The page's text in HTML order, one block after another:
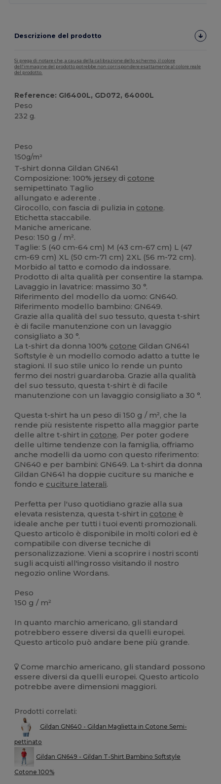
Descrizione del prodotto
Si prega di notare che, a causa della calibrazione dello schermo, il colore
dell'immagine del prodotto potrebbe non corrispondere esattamente al colore reale
del prodotto.
Reference: GI6400L, GD072, 64000L
Peso
232 g.
Peso
150g/m²
T-shirt donna Gildan GN641
Composizione: 100%jersey di cotone
semipettinato Taglio
allungato e aderente .
Girocollo, con fascia di pulizia in cotone.
Etichetta staccabile.
Maniche americane.
Peso: 150 g / m².
Taglie: S (40 cm-64 cm) M (43 cm-67 cm) L (47
cm-69 cm) XL (50 cm-71 cm) 2XL (56 m-72 cm).
Morbido al tatto e comodo da indossare.
Prodotto di alta qualità per consentire la stampa.
Lavaggio in lavatrice: massimo 30 °.
Riferimento del modello da uomo: GN640.
Riferimento modello bambino: GN649.
Grazie alla qualità del suo tessuto, questa t-shirt
è di facile manutenzione con un lavaggio
consigliato a 30 °.
La t-shirt da donna 100% cotone Gildan GN641
Softstyle è un modello comodo adatto a tutte le
stagioni. Il suo stile unico lo rende un punto
fermo dei nostri guardaroba. Grazie alla qualità
del suo tessuto, questa t-shirt è di facile
manutenzione con un lavaggio consigliato a 30 °.
Questa t-shirt ha un peso di 150 g / m², che la
rende più resistente rispetto alla maggior parte
delle altre t-shirt in cotone. Per poter godere
delle ultime tendenze con la famiglia, offriamo
anche modelli da uomo con questo riferimento:
GN640 e per bambini: GN649. La t-shirt da donna
Gildan GN641 ha doppie cuciture su maniche e
fondo e cuciture laterali.
Perfetta per l'uso quotidiano grazie alla sua
elevata resistenza, questa t-shirt in cotone è
ideale anche per tutti i tuoi eventi promozionali.
Questo articolo è disponibile in molti colori ed è
compatibile con diverse tecniche di
personalizzazione. Vieni a scoprire i nostri sconti
sugli acquisti all'ingrosso visitando il nostro
negozio online Wordans.
Peso
150 g / m²
In quanto marchio americano, gli standard
potrebbero essere diversi da quelli europei.
Questo articolo può andare bene più grande.
Come marchio americano, gli standard possono
essere diversi da quelli europei. Questo articolo
potrebbe avere dimensioni maggiori.
Prodotti correlati:
Gildan GN640 - Gildan Maglietta in Cotone Semi-
pettinato
Gildan GN649 - Gildan T-Shirt Bambino Softstyle
Cotone 100%